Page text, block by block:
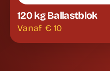
120 kg Ballastblok
Vanaf €10